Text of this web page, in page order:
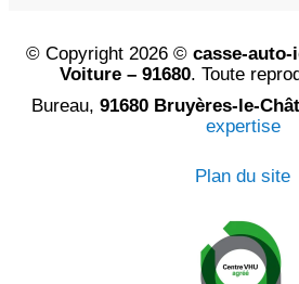
© Copyright 2026 © casse-
Voiture – 91680. Toute
Bureau, 91680 Bruyères-le-
expertise
Plan du site